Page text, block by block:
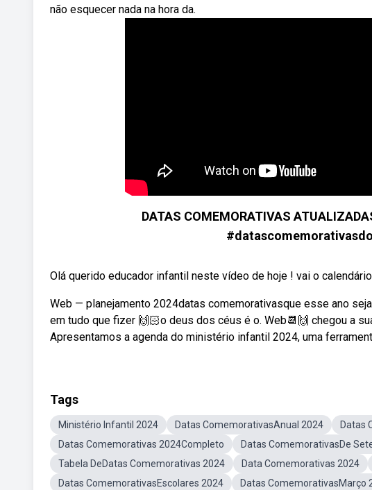
não esquecer nada na hora da.
DATAS COMEMORATIVAS
Olá querido educador infantil neste vídeo de hoje ! vai o
Web — planejamento 2024datas comemorativasque esse ano
em tudo que fizer 🙌🏻o deus dos céus é o. Web📆🙌 chegou a
Apresentamos a agenda do ministério infantil 2024, uma
Tags
Ministério Infantil 2024 Datas ComemorativasAnual 2024 Datas
Datas Comemorativas 2024Completo
Datas ComemorativasDe
Tabela DeDatas Comemorativas 2024
Data Comemorativas 2024
Datas ComemorativasEscolares 2024
Datas ComemorativasMarço